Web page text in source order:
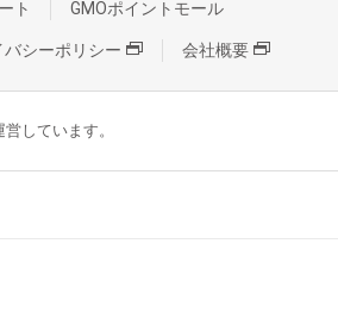
ト GMOポイントモール
バシーポリシー 会社概要
しています。